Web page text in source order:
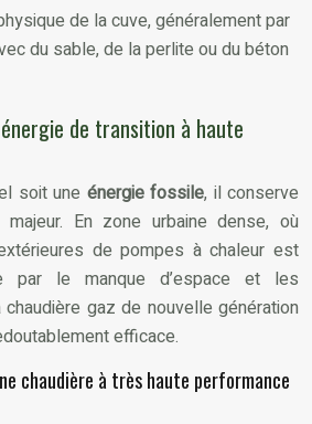
de la cuve, généralement par
du sable, de la perlite ou du béton
de transition à haute
soit une énergie fossile, il conserve
En zone urbaine dense, où
extérieures de pompes à chaleur est
par le manque d’espace et les
gaz de nouvelle génération
efficace.
chaudière à très haute performance